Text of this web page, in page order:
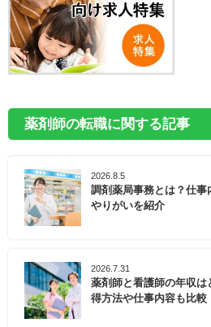
薬剤師の転職に関する記事
2026.8.5
調剤薬局事務とは？仕事
やりがいを紹介
2026.7.31
薬剤師と看護師の年収
得方法や仕事内容も比較